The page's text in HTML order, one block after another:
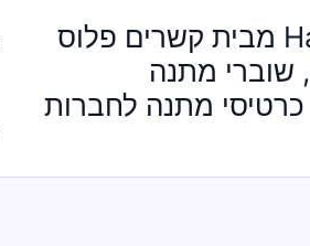
HappyGift מבית קשרים פלוס
שוברי מתנה
כרטיסי מתנה לחברות